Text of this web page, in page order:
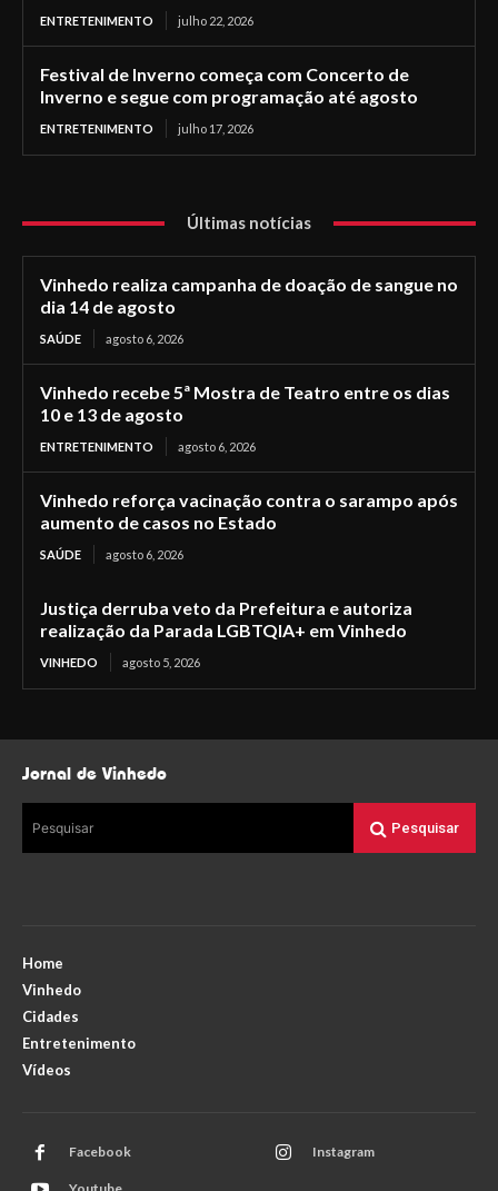
ENTRETENIMENTO julho 22, 2026
Festival de Inverno começa com Concerto de
Inverno e segue com programação até agosto
ENTRETENIMENTO julho 17, 2026
Últimas notícias
Vinhedo realiza campanha de doação de sangue no
dia 14 de agosto
SAÚDE agosto 6, 2026
Vinhedo recebe 5ª Mostra de Teatro entre os dias
10 e 13 de agosto
ENTRETENIMENTO agosto 6, 2026
Vinhedo reforça vacinação contra o sarampo após
aumento de casos no Estado
SAÚDE agosto 6, 2026
Justiça derruba veto da Prefeitura e autoriza
realização da Parada LGBTQIA+ em Vinhedo
VINHEDO agosto 5, 2026
Jornal de Vinhedo
Pesquisar Pesquisar
Home
Vinhedo
Cidades
Entretenimento
Vídeos
Facebook Instagram